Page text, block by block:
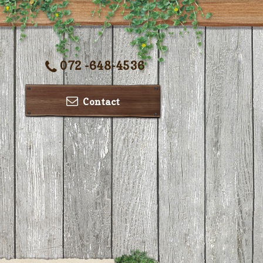
072 -648-4536
Contact